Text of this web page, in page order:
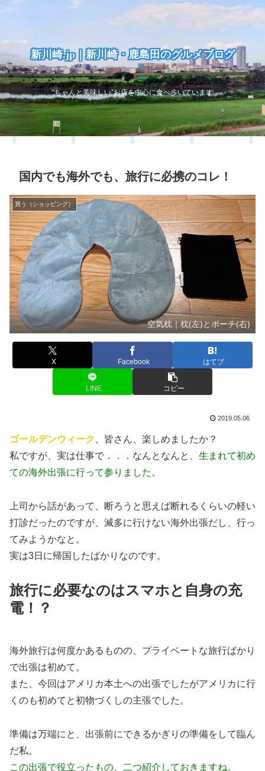
新川崎.jp｜新川崎・鹿島田のグルメブログ
“ちゃんと美味しい”お店を中心に食べ歩いています
国内でも海外でも、旅行に必携のコレ！
買う（ショッピング）
空気枕｜枕(左)とポーチ(右)
X Facebook はてブ
LINE コピー
2019.05.06
ゴールデンウィーク
、皆さん、楽しめましたか？
私ですが、実は仕事で．．．なんとなんと、 生まれて初め
ての海外出張に行って参りました 。
上司から話があって、断ろうと思えば断れるくらいの軽い
打診だったのですが、滅多に行けない海外出張だし、行っ
てみようかなと。
実は3日に帰国したばかりなのです。
旅行に必要なのはスマホと自身の充
電！？
海外旅行は何度かあるものの、プライベートな旅行ばかり
で出張は初めて。
また、今回はアメリカ本土への出張でしたがアメリカに行
くのも初めてと初物づくしの主張でした。
準備は万端にと、出張前にできるかぎりの準備をして臨ん
だ私。
この出張で役立ったもの、二つ紹介しておきますね。